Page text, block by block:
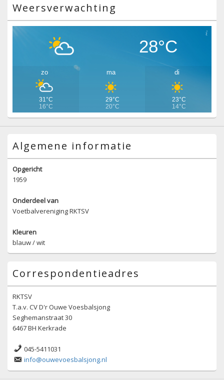
Weersverwachting
28°C
zo
31°C
16°C
ma
29°C
20°C
di
23°C
14°C
Algemene informatie
Opgericht
1959
Onderdeel van
Voetbalvereniging RKTSV
Kleuren
blauw / wit
Correspondentieadres
RKTSV
T.a.v. CV D'r Ouwe Voesbalsjong
Seghemanstraat 30
6467 BH Kerkrade
045-5411031
info@ouwevoesbalsjong.nl